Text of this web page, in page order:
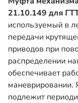
21.10.149 для
используемый в
передачи
приводов при
распределении
обеспечивает
маневрировании.
подлежит